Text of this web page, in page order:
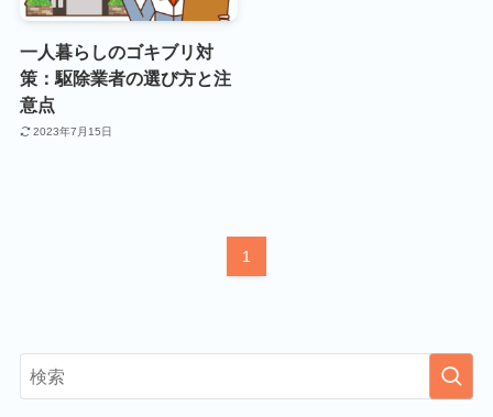
一人暮らしのゴキブリ対
策：駆除業者の選び方と注
意点
2023年7月15日
1